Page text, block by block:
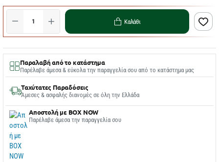
Καλάθι
Παραλαβή από το κατάστημα
Παρέλαβε άμεσα & εύκολα την παραγγελία σου από το κατάστημα μας
Ταχύτατες Παραδόσεις
Άμεσες & ασφαλής διανομές σε όλη την Ελλάδα
Αποστολή με BOX NOW
Παρέλαβε άμεσα την παραγγελία σου